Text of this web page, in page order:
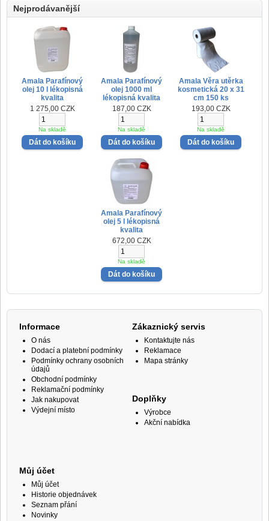
Nejprodávanější
Amala Parafínový
olej 10 l lékopisná
kvalita
1 275,00 CZK
Na skladě
Amala Parafínový
olej 1000 ml
lékopisná kvalita
187,00 CZK
Na skladě
Amala Věra utěrka
kosmetická 20 x 31
cm 150 ks
193,00 CZK
Na skladě
Amala Parafínový
olej 5 l lékopisná
kvalita
672,00 CZK
Na skladě
Informace
O nás
Dodací a platební podmínky
Podmínky ochrany osobních
údajů
Obchodní podmínky
Reklamační podmínky
Jak nakupovat
Výdejní místo
Zákaznický servis
Kontaktujte nás
Reklamace
Mapa stránky
Doplňky
Výrobce
Akční nabídka
Můj účet
Můj účet
Historie objednávek
Seznam přání
Novinky